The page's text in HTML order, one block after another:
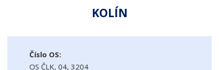
KOLÍN
Číslo OS:
OS ČLK, 04, 3204